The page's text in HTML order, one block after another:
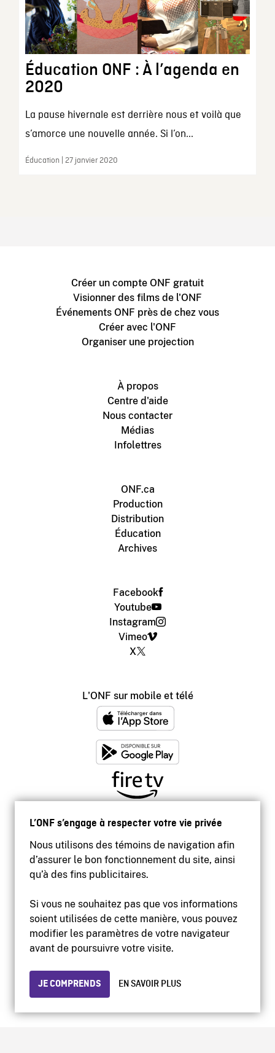
L’ONF s’engage à respecter votre vie privée
Nous utilisons des témoins de navigation afin
d’assurer le bon fonctionnement du site, ainsi
qu’à des fins publicitaires.
Si vous ne souhaitez pas que vos informations
soient utilisées de cette manière, vous pouvez
modifier les paramètres de votre navigateur
avant de poursuivre votre visite.
JE COMPRENDS EN SAVOIR PLUS
Éducation ONF : À l’agenda en
2020
La pause hivernale est derrière nous et voilà que
s’amorce une nouvelle année. Si l’on...
Éducation | 27 janvier 2020
Créer un compte ONF gratuit
Visionner des films de l'ONF
Événements ONF près de chez vous
Créer avec l'ONF
Organiser une projection
À propos
Centre d'aide
Nous contacter
Médias
Infolettres
ONF.ca
Production
Distribution
Éducation
Archives
Facebook
Youtube
Instagram
Vimeo
X
L'ONF sur mobile et télé
Accessibilité
Site institutionnel
Protection des renseignements personnels
© 2026 Office national du film du Canada